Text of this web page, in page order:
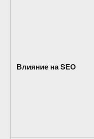
Влияние на SEO